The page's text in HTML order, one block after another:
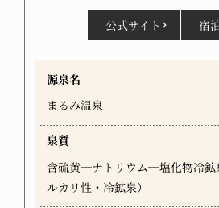
公式サイト 宿
源泉名
まるみ温泉
泉質
含硫黄─ナトリウム─塩化物冷鉱
ルカリ性・冷鉱泉）